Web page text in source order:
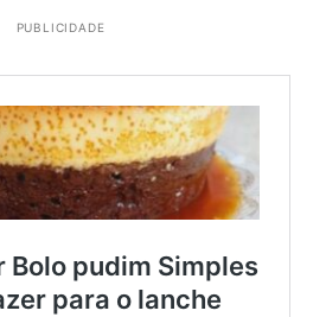
PUBLICIDADE